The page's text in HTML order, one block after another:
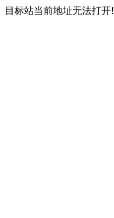
目标站当前地址无法打开!